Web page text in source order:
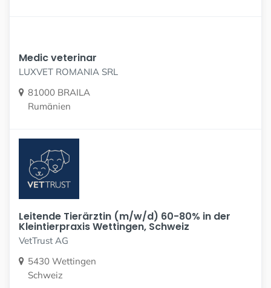
Medic veterinar
LUXVET ROMANIA SRL
81000 BRAILA
Rumänien
Leitende Tierärztin (m/w/d) 60-80% in der
Kleintierpraxis Wettingen, Schweiz
VetTrust AG
5430 Wettingen
Schweiz